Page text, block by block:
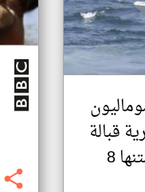
قبالة
سواحل اليمن على متنها 8